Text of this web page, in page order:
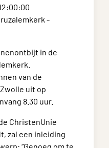
-
in de
van de
uit op
8.30 uur.
ChristenUnie
zal een inleiding